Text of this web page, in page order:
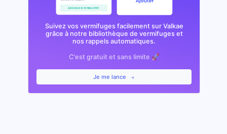
Suivez vos vermifuges facilement sur Valkae
grâce à notre bibliothèque de vermifuges et
nos rappels automatiques.
C'est gratuit et sans limite 🚀
Je me lance